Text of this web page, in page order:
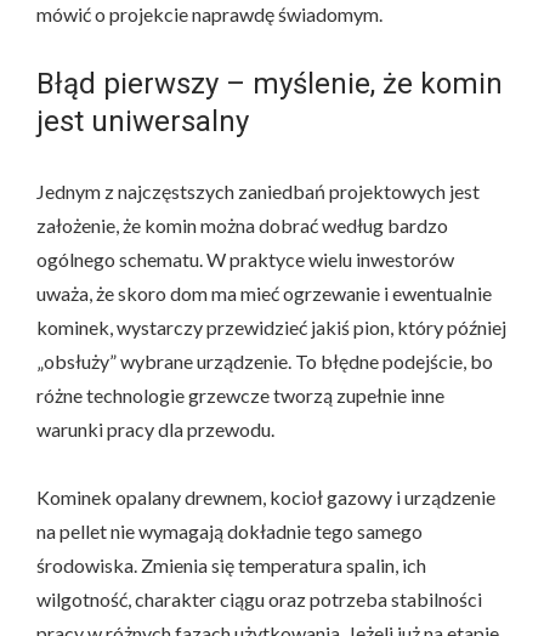
mówić o projekcie naprawdę świadomym.
Błąd pierwszy – myślenie, że komin
jest uniwersalny
Jednym z najczęstszych zaniedbań projektowych jest
założenie, że komin można dobrać według bardzo
ogólnego schematu. W praktyce wielu inwestorów
uważa, że skoro dom ma mieć ogrzewanie i ewentualnie
kominek, wystarczy przewidzieć jakiś pion, który później
„obsłuży” wybrane urządzenie. To błędne podejście, bo
różne technologie grzewcze tworzą zupełnie inne
warunki pracy dla przewodu.
Kominek opalany drewnem, kocioł gazowy i urządzenie
na pellet nie wymagają dokładnie tego samego
środowiska. Zmienia się temperatura spalin, ich
wilgotność, charakter ciągu oraz potrzeba stabilności